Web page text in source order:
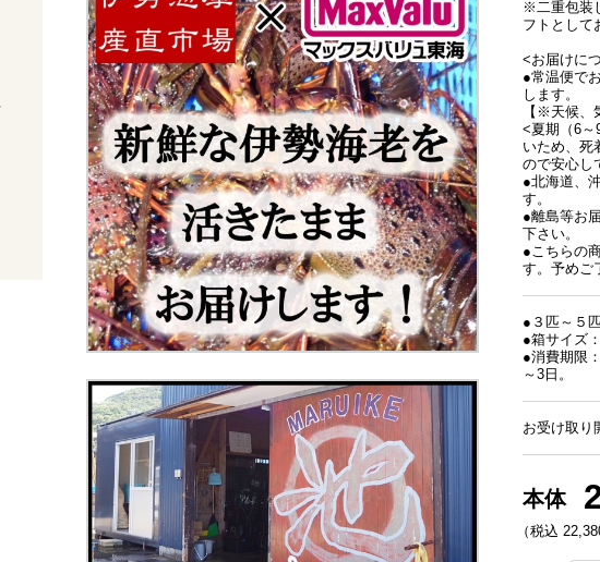
※二重包装
フトとして
<お届けに
●常温便で
します。
【※天候、
<夏期（6
いため、死
ので安心し
●北海道、
す。
●離島等お
下さい。
●こちらの
す。予めご
●３匹～５
●箱サイズ
●消費期限
～3日。
お受け取り
本体
（税込